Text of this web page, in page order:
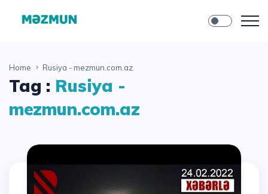
Home Rusiya - mezmun.com.az
Tag : Rusiya -
mezmun.com.az